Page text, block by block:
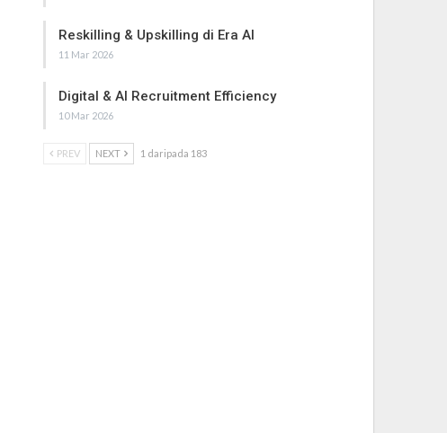
Reskilling & Upskilling di Era AI
11 Mar 2026
Digital & AI Recruitment Efficiency
10 Mar 2026
PREV NEXT 1 daripada 183